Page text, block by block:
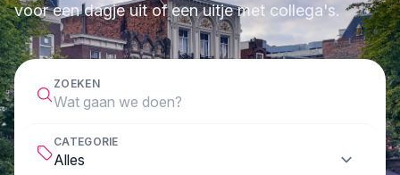
voor een dagje uit of een uitje met collega's.
ZOEKEN
CATEGORIE